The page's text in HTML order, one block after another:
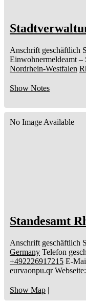
Anschrift geschäftlich
Einwohnermeldeamt –
Nordrhein-Westfalen
Show Notes
No Image Available
Standesamt
Anschrift geschäftlich
Germany Telefon
+492226917215 E-
eurvaonpu.qr Webseite:
Show Map |